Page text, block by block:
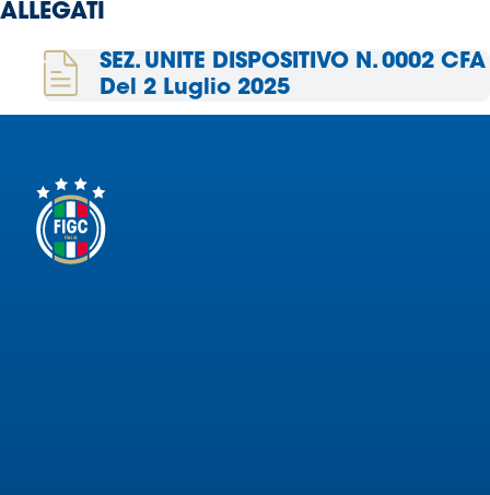
partner
nazionali
Assicurazione
Whistleblowing
ALLEGATI
SEZ. UNITE DISPOSITIVO N. 0002 CFA
Del 2 Luglio 2025